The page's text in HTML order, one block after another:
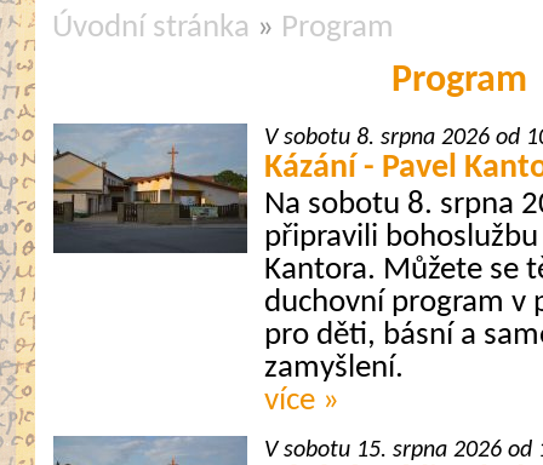
Úvodní stránka » Program
Program
V sobotu 8. srpna 2026 od
Kázání - Pavel
Na sobotu 8. srpna
připravili
Kantora. Můžete se
duchovní program v
pro děti, básní a
zamyšlení.
více »
V sobotu 15. srpna 2026 od